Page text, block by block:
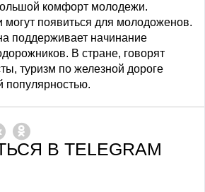
комфорт молодежи.
появиться для молодоженов.
поддерживает начинание
В стране, говорят
туризм по железной дороге
популярностью.
В TELEGRAM